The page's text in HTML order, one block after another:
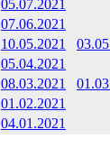
05.07.2021
07.06.2021
10.05.2021
05.04.2021
08.03.2021
01.02.2021
04.01.2021